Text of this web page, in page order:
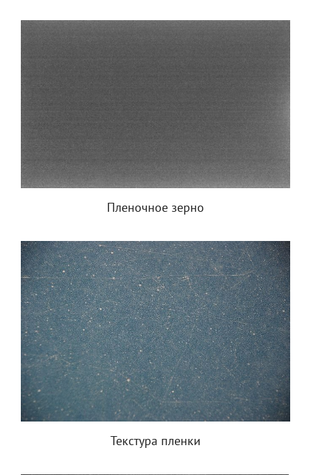
Пленочное зерно
Текстура пленки